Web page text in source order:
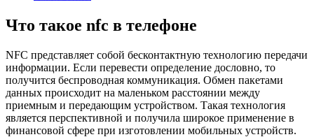
Что такое nfc в телефоне
NFC представляет собой бесконтактную технологию передачи
информации. Если перевести определение дословно, то
получится беспроводная коммуникация. Обмен пакетами
данных происходит на маленьком расстоянии между
приемным и передающим устройством. Такая технология
является перспективной и получила широкое применение в
финансовой сфере при изготовлении мобильных устройств.